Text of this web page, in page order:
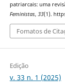
patriarcais: uma
Feministas, 33(1).
Fomatos de
Edição
v. 33 n. 1 (2025)